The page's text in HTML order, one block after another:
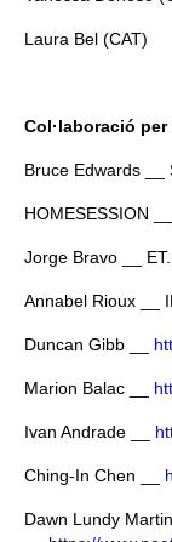
Laura Bel (CAT)
Col·laboració
Bruce Edwards __
HOMESESSION __
Jorge Bravo __
Annabel Rioux __
Duncan Gibb __
Marion Balac __
Ivan Andrade __
Ching-In Chen __
Dawn Lundy Martin